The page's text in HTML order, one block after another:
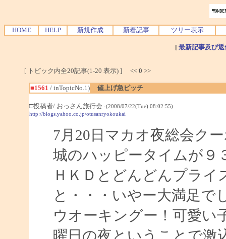
HOME HELP 新規作成 新着記事 ツリー表示
[ 最新記事及び
[ トピック内全20記事(1-20 表示) ] << 0 >>
■1561 / inTopicNo.1) 値上げ急ピッチ
□投稿者/ おっさん旅行会 -(2008/07/22(Tue) 08:02:55)
http://blogs.yahoo.co.jp/otusanryokoukai
7月20日マカオ夜総会ク
城のハッピータイムが９
ＨＫＤとどんどんプライ
と・・・いやー大満足で
ウオーキングー！可愛い
曜日の夜ということで激